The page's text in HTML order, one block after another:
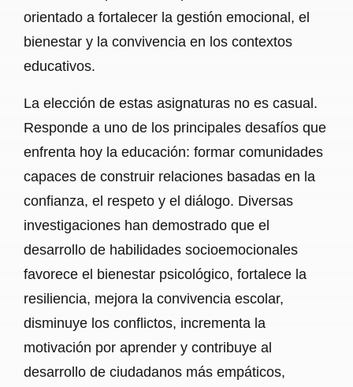
orientado a fortalecer la gestión emocional, el
bienestar y la convivencia en los contextos
educativos.
La elección de estas asignaturas no es casual.
Responde a uno de los principales desafíos que
enfrenta hoy la educación: formar comunidades
capaces de construir relaciones basadas en la
confianza, el respeto y el diálogo. Diversas
investigaciones han demostrado que el
desarrollo de habilidades socioemocionales
favorece el bienestar psicológico, fortalece la
resiliencia, mejora la convivencia escolar,
disminuye los conflictos, incrementa la
motivación por aprender y contribuye al
desarrollo de ciudadanos más empáticos,